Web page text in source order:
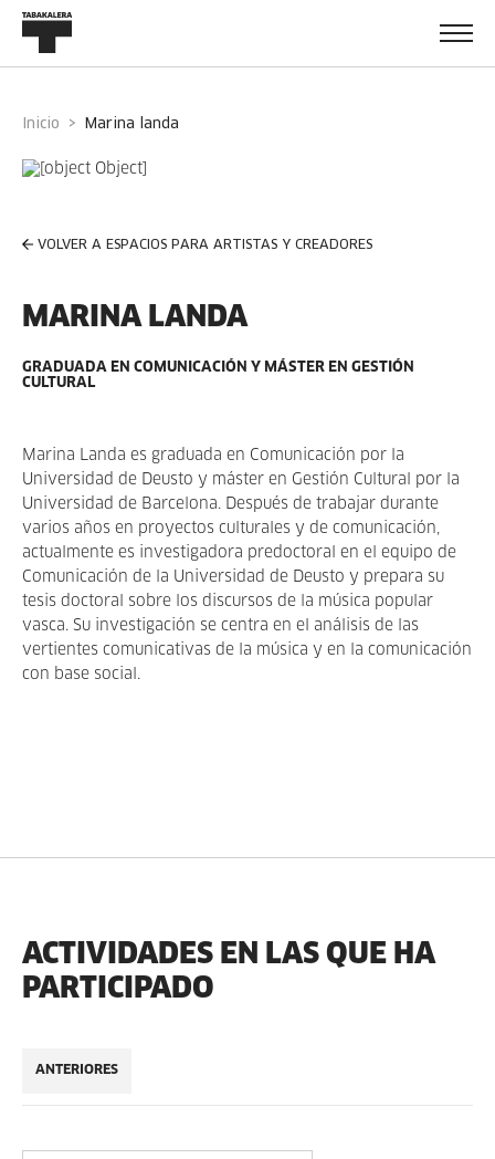
Inicio marina landa
VOLVER A ESPACIOS PARA ARTISTAS Y CREADORES
MARINA LANDA
GRADUADA EN COMUNICACIÓN Y MÁSTER EN GESTIÓN
CULTURAL
Marina Landa es graduada en Comunicación por la
Universidad de Deusto y máster en Gestión Cultural por la
Universidad de Barcelona. Después de trabajar durante
varios años en proyectos culturales y de comunicación,
actualmente es investigadora predoctoral en el equipo de
Comunicación de la Universidad de Deusto y prepara su
tesis doctoral sobre los discursos de la música popular
vasca. Su investigación se centra en el análisis de las
vertientes comunicativas de la música y en la comunicación
con base social.
ACTIVIDADES EN LAS QUE HA
PARTICIPADO
ANTERIORES